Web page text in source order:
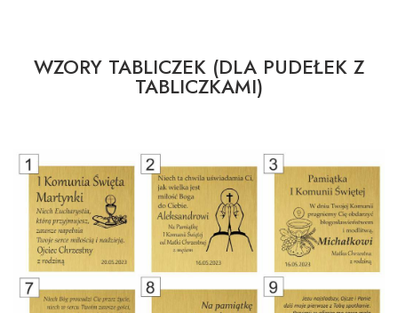
WZORY TABLICZEK (DLA PUDEŁEK Z
TABLICZKAMI)